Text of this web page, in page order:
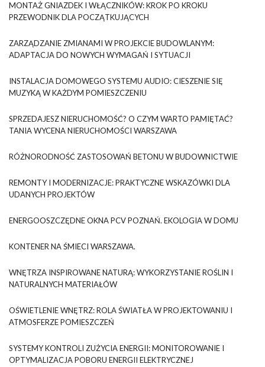
MONTAŻ GNIAZDEK I WŁĄCZNIKÓW: KROK PO KROKU
PRZEWODNIK DLA POCZĄTKUJĄCYCH
ZARZĄDZANIE ZMIANAMI W PROJEKCIE BUDOWLANYM:
ADAPTACJA DO NOWYCH WYMAGAŃ I SYTUACJI
INSTALACJA DOMOWEGO SYSTEMU AUDIO: CIESZENIE SIĘ
MUZYKĄ W KAŻDYM POMIESZCZENIU
SPRZEDAJESZ NIERUCHOMOŚĆ? O CZYM WARTO PAMIĘTAĆ?
TANIA WYCENA NIERUCHOMOŚCI WARSZAWA
RÓŻNORODNOŚĆ ZASTOSOWAŃ BETONU W BUDOWNICTWIE
REMONTY I MODERNIZACJE: PRAKTYCZNE WSKAZÓWKI DLA
UDANYCH PROJEKTÓW
ENERGOOSZCZĘDNE OKNA PCV POZNAŃ. EKOLOGIA W DOMU
KONTENER NA ŚMIECI WARSZAWA.
WNĘTRZA INSPIROWANE NATURĄ: WYKORZYSTANIE ROŚLIN I
NATURALNYCH MATERIAŁÓW
OŚWIETLENIE WNĘTRZ: ROLA ŚWIATŁA W PROJEKTOWANIU I
ATMOSFERZE POMIESZCZEŃ
SYSTEMY KONTROLI ZUŻYCIA ENERGII: MONITOROWANIE I
OPTYMALIZACJA POBORU ENERGII ELEKTRYCZNEJ